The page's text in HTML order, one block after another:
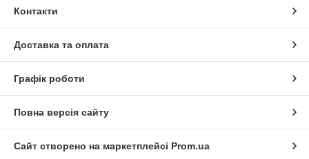
Контакти
Доставка та оплата
Графік роботи
Повна версія сайту
Сайт створено на маркетплейсі Prom.ua